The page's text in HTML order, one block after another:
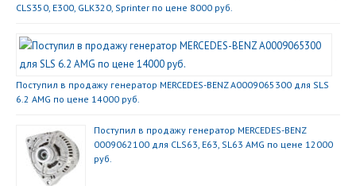
CLS350, E300, GLK320, Sprinter по цене 8000 руб.
Поступил в продажу генератор MERCEDES-BENZ A0009065300 для SLS
6.2 AMG по цене 14000 руб.
Поступил в продажу генератор MERCEDES-BENZ
0009062100 для CLS63, E63, SL63 AMG по цене 12000
руб.